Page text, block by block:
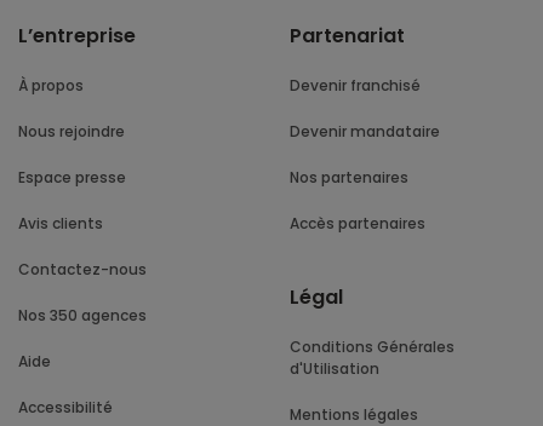
L’entreprise
À propos
Nous rejoindre
Espace presse
Avis clients
Contactez-nous
Nos 350 agences
Aide
Accessibilité
Partenariat
Devenir franchisé
Devenir mandataire
Nos partenaires
Accès partenaires
Légal
Conditions Générales
d'Utilisation
Mentions légales